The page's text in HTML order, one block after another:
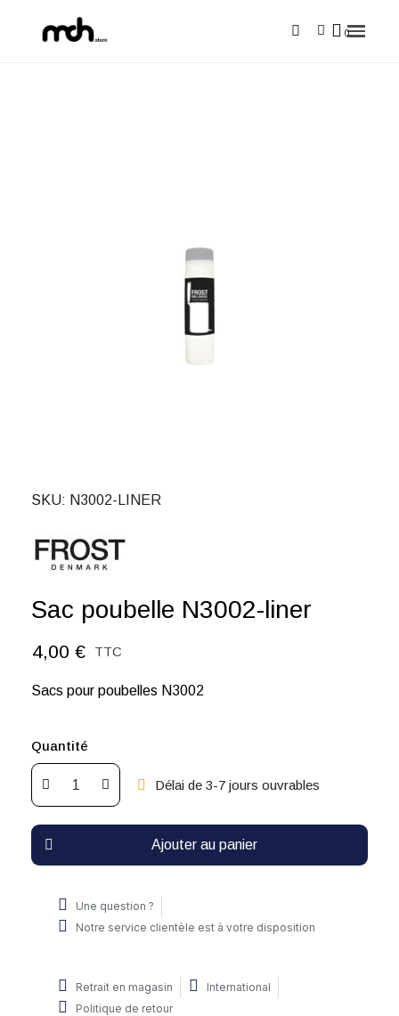
SKU N3002-LINER
Sac poubelle N3002-liner
4,00 € TTC
Sacs pour poubelles N3002
Quantité
Délai de 3-7 jours ouvrables
Ajouter au panier
Une question ?
Notre service clientèle est à votre disposition
Retrait en magasin
International
Politique de retour